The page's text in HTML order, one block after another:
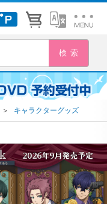
＞ キャラクターグッズ